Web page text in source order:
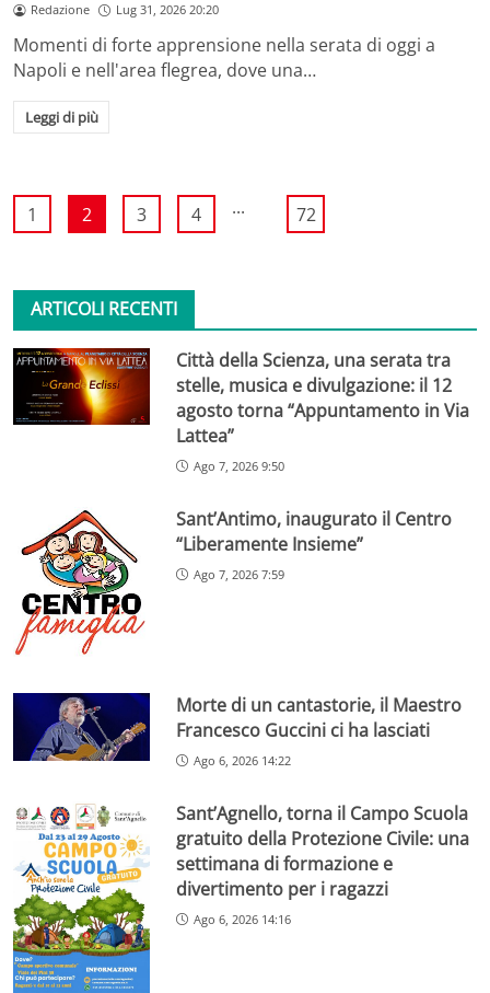
Redazione Lug 31, 2026 20:20
Momenti di forte apprensione nella serata di oggi a
Napoli e nell'area flegrea, dove una…
Leggi di più
1 2 3 4 ... 72
ARTICOLI RECENTI
Città della Scienza, una serata tra
stelle, musica e divulgazione: il 12
agosto torna “Appuntamento in Via
Lattea”
Ago 7, 2026 9:50
Sant’Antimo, inaugurato il Centro
“Liberamente Insieme”
Ago 7, 2026 7:59
Morte di un cantastorie, il Maestro
Francesco Guccini ci ha lasciati
Ago 6, 2026 14:22
Sant’Agnello, torna il Campo Scuola
gratuito della Protezione Civile: una
settimana di formazione e
divertimento per i ragazzi
Ago 6, 2026 14:16